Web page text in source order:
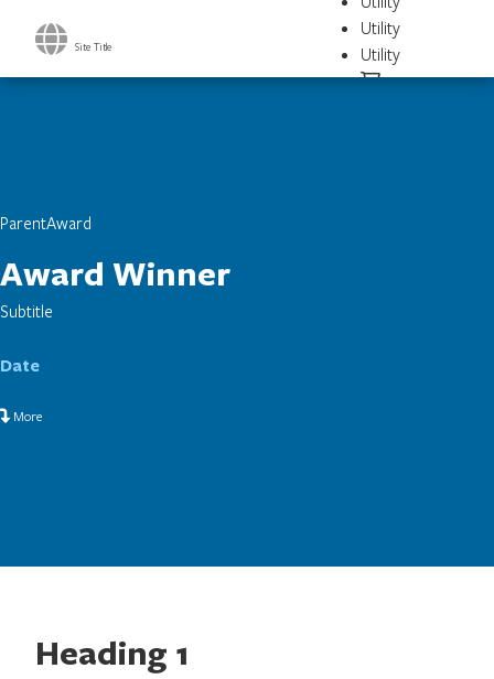
Site Title
Utility
Utility
ParentAward
Award Winner
Subtitle
Date
More
Heading 1